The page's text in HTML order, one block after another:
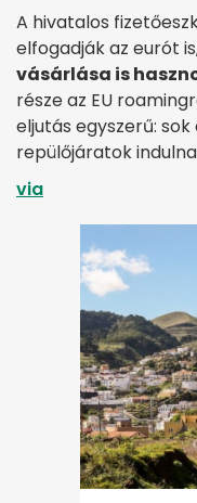
A hivatalos
elfogadják az eurót
vásárlása is
része az EU
eljutás egyszerű:
repülőjáratok
via